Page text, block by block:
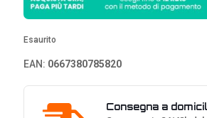
Esaurito
EAN: 0667380785820
Consegna a